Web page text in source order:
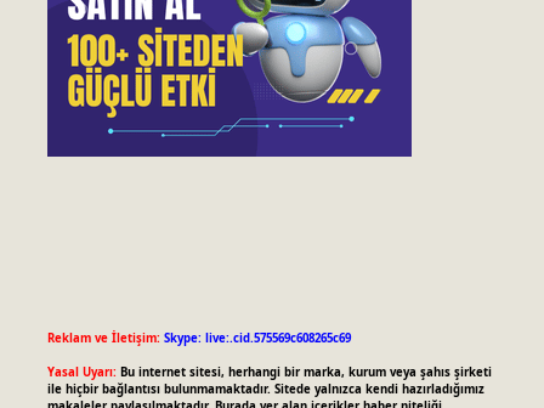
Reklam ve İletişim: Skype: live:.cid.575569c608265c69
Yasal Uyarı: Bu internet sitesi, herhangi bir marka, kurum veya şahıs şirketi
ile hiçbir bağlantısı bulunmamaktadır. Sitede yalnızca kendi hazırladığımız